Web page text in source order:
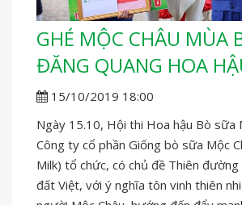
GHÉ MỘC CHÂU MÙA
ĐĂNG QUANG HOA
15/10/2019 18:00
Ngày 15.10, Hội thi Hoa hậu Bò sữa
Công ty cổ phần Giống bò sữa Mộc
Milk) tổ chức, có chủ đề Thiên
đất Việt, với ý nghĩa tôn vinh thiên